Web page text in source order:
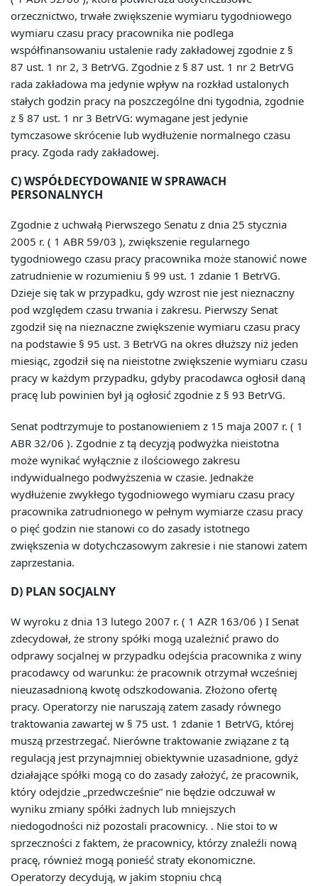
orzecznictwo, trwałe zwiększenie wymiaru tygodniowego
wymiaru czasu pracy pracownika nie podlega
współfinansowaniu ustalenie rady zakładowej zgodnie z §
87 ust. 1 nr 2, 3 BetrVG. Zgodnie z § 87 ust. 1 nr 2 BetrVG
rada zakładowa ma jedynie wpływ na rozkład ustalonych
stałych godzin pracy na poszczególne dni tygodnia, zgodnie
z § 87 ust. 1 nr 3 BetrVG: wymagane jest jedynie
tymczasowe skrócenie lub wydłużenie normalnego czasu
pracy. Zgoda rady zakładowej.
C) WSPÓŁDECYDOWANIE W SPRAWACH
PERSONALNYCH
Zgodnie z uchwałą Pierwszego Senatu z dnia 25 stycznia
2005 r. ( 1 ABR 59/03 ), zwiększenie regularnego
tygodniowego czasu pracy pracownika może stanowić nowe
zatrudnienie w rozumieniu § 99 ust. 1 zdanie 1 BetrVG.
Dzieje się tak w przypadku, gdy wzrost nie jest nieznaczny
pod względem czasu trwania i zakresu. Pierwszy Senat
zgodził się na nieznaczne zwiększenie wymiaru czasu pracy
na podstawie § 95 ust. 3 BetrVG na okres dłuższy niż jeden
miesiąc, zgodził się na nieistotne zwiększenie wymiaru czasu
pracy w każdym przypadku, gdyby pracodawca ogłosił daną
pracę lub powinien był ją ogłosić zgodnie z § 93 BetrVG.
Senat podtrzymuje to postanowieniem z 15 maja 2007 r. ( 1
ABR 32/06 ). Zgodnie z tą decyzją podwyżka nieistotna
może wynikać wyłącznie z ilościowego zakresu
indywidualnego podwyższenia w czasie. Jednakże
wydłużenie zwykłego tygodniowego wymiaru czasu pracy
pracownika zatrudnionego w pełnym wymiarze czasu pracy
o pięć godzin nie stanowi co do zasady istotnego
zwiększenia w dotychczasowym zakresie i nie stanowi zatem
zaprzestania.
D) PLAN SOCJALNY
W wyroku z dnia 13 lutego 2007 r. ( 1 AZR 163/06 ) I Senat
zdecydował, że strony spółki mogą uzależnić prawo do
odprawy socjalnej w przypadku odejścia pracownika z winy
pracodawcy od warunku: że pracownik otrzymał wcześniej
nieuzasadnioną kwotę odszkodowania. Złożono ofertę
pracy. Operatorzy nie naruszają zatem zasady równego
traktowania zawartej w § 75 ust. 1 zdanie 1 BetrVG, której
muszą przestrzegać. Nierówne traktowanie związane z tą
regulacją jest przynajmniej obiektywnie uzasadnione, gdyż
działające spółki mogą co do zasady założyć, że pracownik,
który odejdzie „przedwcześnie” nie będzie odczuwał w
wyniku zmiany spółki żadnych lub mniejszych
niedogodności niż pozostali pracownicy. . Nie stoi to w
sprzeczności z faktem, że pracownicy, którzy znaleźli nową
pracę, również mogą ponieść straty ekonomiczne.
Operatorzy decydują, w jakim stopniu chcą